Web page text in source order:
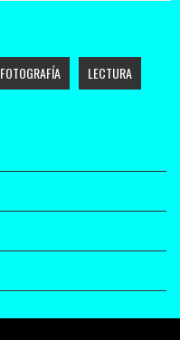
FOTOGRAFÍA LECTURA